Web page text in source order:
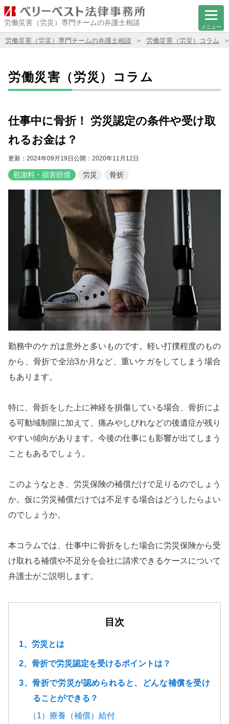
労働災害（労災）専門チームの弁護士相談
メニュー
労働災害（労災）専門チームの弁護士相談 労働災害（労災）コラム
労働災害（労災）コラム
仕事中に骨折！ 労災認定の条件や受け取
れるお金は？
更新：2024年09月19日公開：2020年11月12日
慰謝料・損害賠償 労災 骨折
勤務中のケガは意外と多いものです。軽い打撲程度のもの
から、骨折で全治3か月など、重いケガをしてしまう場合
もあります。
特に、骨折をした上に神経を損傷している場合、骨折によ
る可動域制限に加えて、痛みやしびれなどの後遺症が残り
やすい傾向があります。今後の仕事にも影響が出てしまう
こともあるでしょう。
このようなとき、労災保険の補償だけで足りるのでしょう
か。仮に労災補償だけでは不足する場合はどうしたらよい
のでしょうか。
本コラムでは、仕事中に骨折をした場合に労災保険から受
け取れる補償や不足分を会社に請求できるケースについて
弁護士がご説明します。
目次
1、労災とは
2、骨折で労災認定を受けるポイントは？
3、骨折で労災が認められると、どんな補償を受け
ることができる？
（1）療養（補償）給付